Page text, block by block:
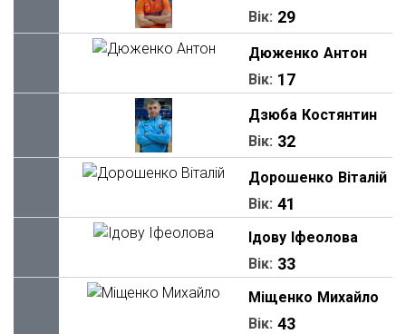
Вік: 29
Дюженко Антон
Вік: 17
Дзюба Костянтин
Вік: 32
Дорошенко Віталій
Вік: 41
Ідову Іфеолова
Вік: 33
Міщенко Михайло
Вік: 43